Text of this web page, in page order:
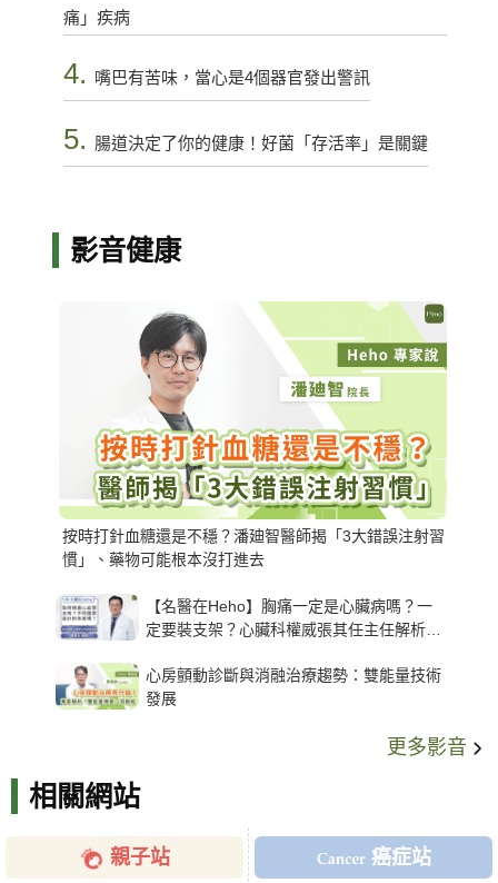
痛」疾病
4. 嘴巴有苦味，當心是4個器官發出警訊
5. 腸道決定了你的健康！好菌「存活率」是關鍵
影音健康
按時打針血糖還是不穩？潘廸智醫師揭「3大錯誤注射習
慣」、藥物可能根本沒打進去
【名醫在Heho】胸痛一定是心臟病嗎？一
定要裝支架？心臟科權威張其任主任解析支
心房顫動診斷與消融治療趨勢：雙能量技術
發展
更多影音
相關網站
親子站 癌症站